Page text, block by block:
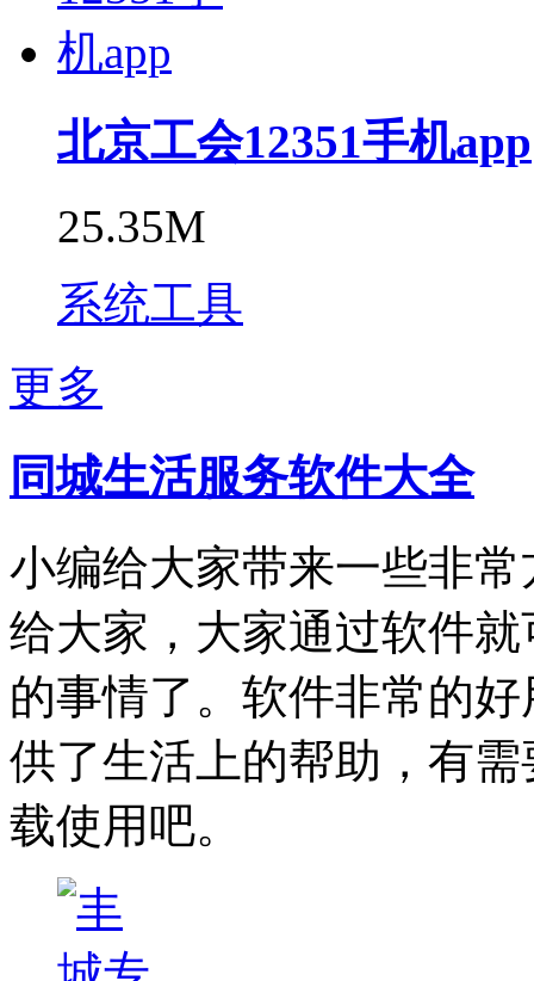
北京工会12351手机app
25.35M
系统工具
更多
同城生活服务软件大全
小编给大家带来一些非
给大家，大家通过软件
的事情了。软件非常的
供了生活上的帮助，有
载使用吧。